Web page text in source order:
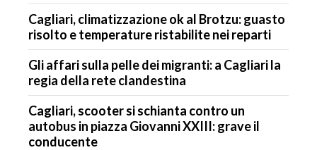
Cagliari, climatizzazione ok al Brotzu: guasto
risolto e temperature ristabilite nei reparti
Gli affari sulla pelle dei migranti: a Cagliari la
regia della rete clandestina
Cagliari, scooter si schianta contro un
autobus in piazza Giovanni XXIII: grave il
conducente